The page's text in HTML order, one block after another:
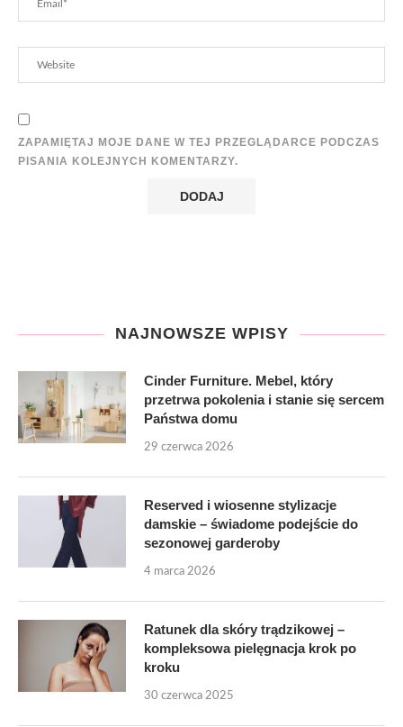
ZAPAMIĘTAJ MOJE DANE W TEJ PRZEGLĄDARCE PODCZAS
PISANIA KOLEJNYCH KOMENTARZY.
NAJNOWSZE WPISY
Cinder Furniture. Mebel, który
przetrwa pokolenia i stanie się sercem
Państwa domu
29 czerwca 2026
Reserved i wiosenne stylizacje
damskie – świadome podejście do
sezonowej garderoby
4 marca 2026
Ratunek dla skóry trądzikowej –
kompleksowa pielęgnacja krok po
kroku
30 czerwca 2025